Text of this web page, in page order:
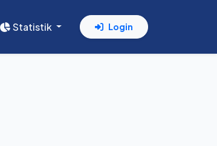
Statistik Login